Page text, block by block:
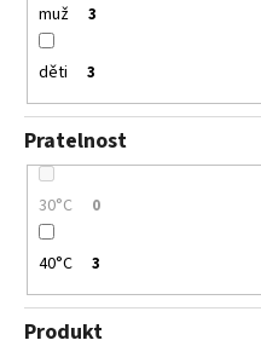
muž 3
děti 3
Pratelnost
30°C 0
40°C 3
Produkt